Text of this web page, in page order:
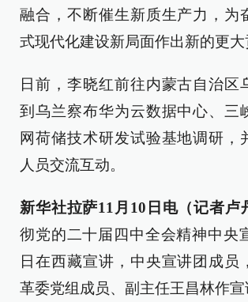
融合，不断催生新质生产力，为
式现代化建设新局面作出新的更大
日前，李晓红前往内蒙古自治区
到乌兰察布华为云数据中心、三
网荷储技术研发试验基地调研，
人员交流互动。
新华社拉萨11月10日电（记者卢
彻党的二十届四中全会精神中央
日在西藏宣讲，中央宣讲团成员
革委党组成员、副主任王昌林作宣